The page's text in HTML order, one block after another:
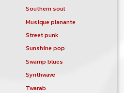
Southern soul
Musique planante
Street punk
Sunshine pop
Swamp blues
Synthwave
Twarab